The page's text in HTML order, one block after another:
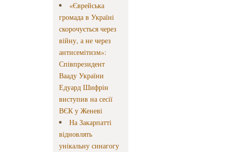
«Єврейська
громада в Україні
скорочується через
війну, а не через
антисемітизм»:
Співпрезидент
Вааду України
Едуард Шифрін
виступив на сесії
ВЄК у Женеві
На Закарпатті
відновлять
унікальну синагогу